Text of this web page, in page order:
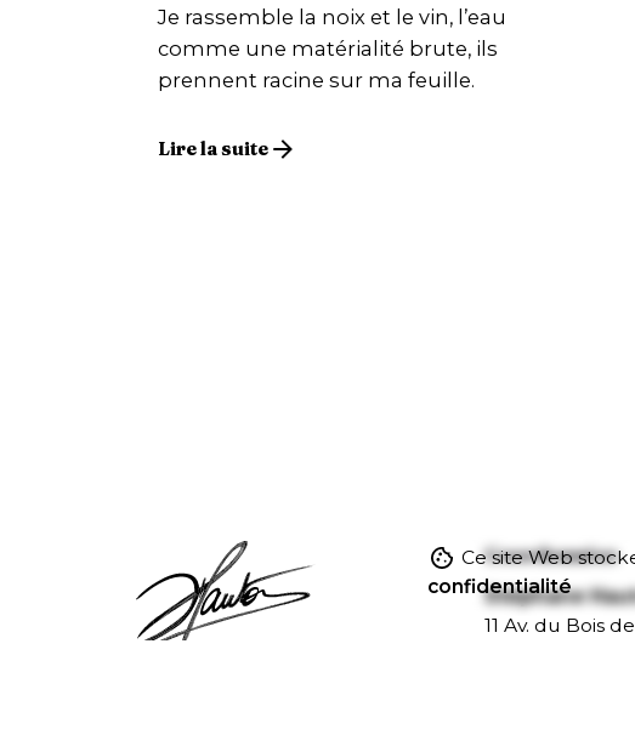
Je rassemble la noix et le vin, l’eau
comme une matérialité brute, ils
prennent racine sur ma feuille.
Lire la suite
Coordonnées
Stéphane
11 Av. du Bois
Ce site Web
confidentialité